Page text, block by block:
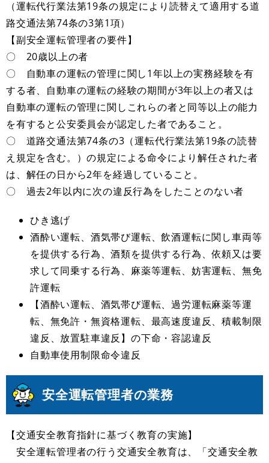
（運転代行業法第19条の規定により読替えて適用する道
路交通法第74条の3第1項）
【副安全運転管理者の要件】
〇 20歳以上の者
〇 自動車の運転の管理に関し1年以上の実務経験を有
する者、自動車の運転の経験の期間が3年以上の者又は
自動車の運転の管理に関しこれらの者と同等以上の能力
を有すると公安委員会が認定した者であること。
〇 道路交通法第74条の3（運転代行業法第19条の読替
え規定を含む。）の規定による命令により解任された者
は、解任の日から2年を経過していること。
〇 過去2年以内に次の違反行為をしたことのない者
ひき逃げ
酒酔い運転、酒気帯び運転、飲酒運転に関し車両等
を提供する行為、酒類を提供する行為、依頼又は要
求して同乗する行為、麻薬等運転、妨害運転、無免
許運転
【酒酔い運転、酒気帯び運転、過労運転麻薬等運
転、無免許・無資格運転、最高速度違反、積載制限
違反、放置駐車違反】の下命・容認違反
自動車使用制限命令違反
安全運転管理者の業務
【交通安全教育指針に基づく教育の実施】
安全運転管理者の行う交通安全教育は、「交通安全教